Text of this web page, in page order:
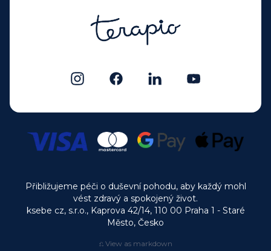
Přibližujeme péči o duševní pohodu, aby každý mohl
vést zdravý a spokojený život.
ksebe cz, s.r.o., Kaprova 42/14, 110 00 Praha 1 - Staré
Město, Česko
⎌ View as markdown